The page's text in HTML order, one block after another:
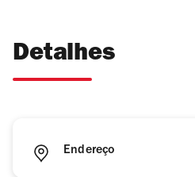
Detalhes
Endereço